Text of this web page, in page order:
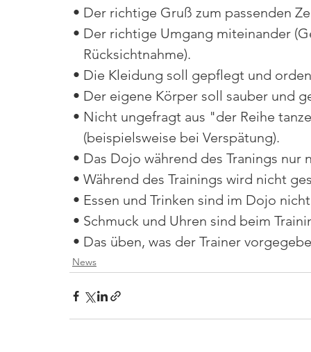
• Der richtige Gruß zum passenden
• Der richtige Umgang miteinander
    Rücksichtnahme).
• Die Kleidung soll gepflegt und
• Der eigene Körper soll sauber und
• Nicht ungefragt aus "der Reihe
    (beispielsweise bei Verspätung).
• Das Dojo während des Tranings nur
• Während des Trainings wird nicht
• Essen und Trinken sind im Dojo
• Schmuck und Uhren sind beim
• Das üben, was der Trainer
News